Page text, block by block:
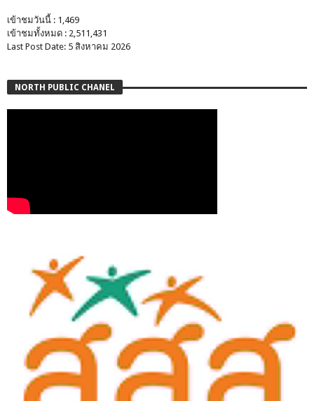
เข้าชมวันนี้ : 1,469
เข้าชมทั้งหมด : 2,511,431
Last Post Date: 5 สิงหาคม 2026
NORTH PUBLIC CHANEL